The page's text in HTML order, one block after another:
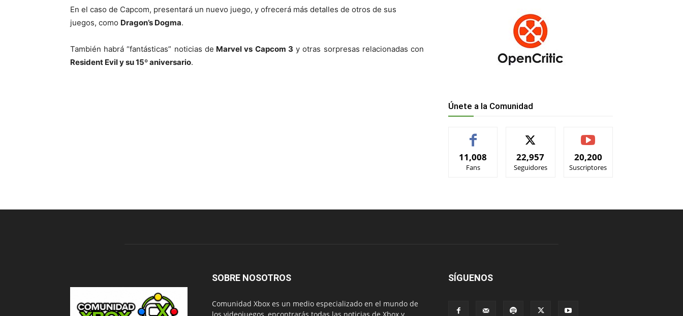
En el caso de Capcom, presentará un nuevo juego, y ofrecerá más detalles de otros de sus
juegos, como Dragon’s Dogma.
También habrá “fantásticas” noticias de Marvel vs Capcom 3 y otras sorpresas relacionadas con
Resident Evil y su 15º aniversario.
Únete a la Comunidad
11,008
Fans
22,957
Seguidores
20,200
Suscriptores
SOBRE NOSOTROS
Comunidad Xbox es un medio especializado en el mundo de
SÍGUENOS